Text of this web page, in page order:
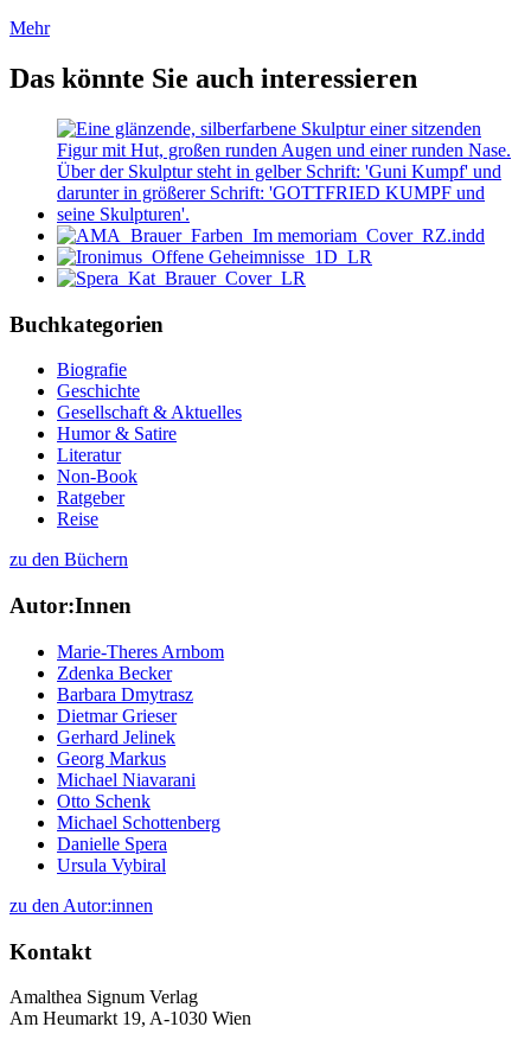
Mehr
Das könnte Sie auch interessieren
Buchkategorien
Biografie
Geschichte
Gesellschaft & Aktuelles
Humor & Satire
Literatur
Non-Book
Ratgeber
Reise
zu den Büchern
Autor:Innen
Marie-Theres Arnbom
Zdenka Becker
Barbara Dmytrasz
Dietmar Grieser
Gerhard Jelinek
Georg Markus
Michael Niavarani
Otto Schenk
Michael Schottenberg
Danielle Spera
Ursula Vybiral
zu den Autor:innen
Kontakt
Amalthea Signum Verlag
Am Heumarkt 19, A-1030 Wien